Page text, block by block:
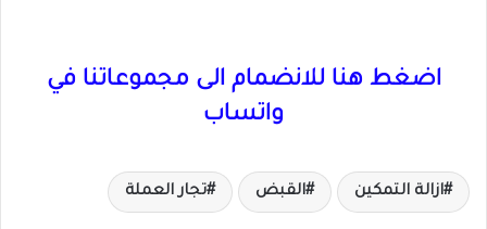
اضغط هنا للانضمام الى مجموعاتنا في
واتساب
ازالة التمكين القبض تجار العملة